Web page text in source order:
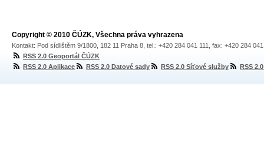
Copyright © 2010 ČÚZK, Všechna práva vyhrazena
Kontakt: Pod sídlištěm 9/1800, 182 11 Praha 8, tel.: +420 284 041 111, fax: +420 284
RSS 2.0 Geoportál ČÚZK
RSS 2.0 Aplikace
RSS 2.0 Datové sady RSS 2.0 Síťové služby RSS